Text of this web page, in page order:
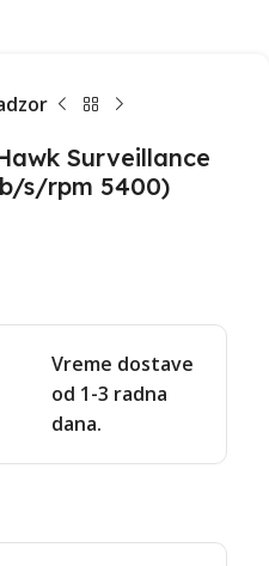
Surveillance
s/rpm 5400)
Vreme dostave
od 1-3 radna
dana.